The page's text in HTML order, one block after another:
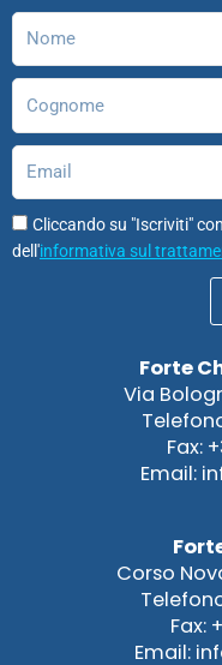
Cliccando su "Iscriviti"
dell'informativa sul
Forte
Via
Fax:
Email:
Corso
Fax:
Email: